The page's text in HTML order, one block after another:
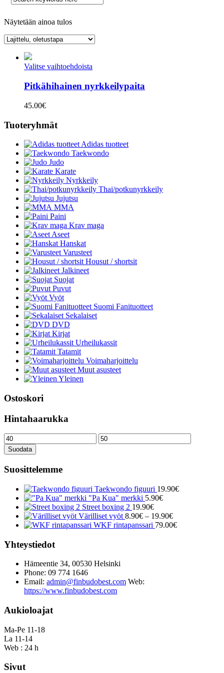
Näytetään ainoa tulos
Valitse vaihtoehdoista
Pitkähihainen nyrkkeilypaita
45.00€
Tuoteryhmät
Adidas tuotteet
Taekwondo
Judo
Karate
Nyrkkeily
Thai/potkunyrkkeily
Jujutsu
MMA
Paini
Krav maga
Aseet
Hanskat
Varusteet
Housut / shortsit
Jalkineet
Suojat
Puvut
Vyöt
Suomi Fanituotteet
Sekalaiset
DVD
Kirjat
Urheilukassit
Tatamit
Voimaharjoittelu
Muut asusteet
Yleinen
Ostoskori
Hintahaarukka
Minimihinta Maksimihinta
Suodata
Suosittelemme
Taekwondo figuuri 19.90€
"Pa Kua" merkki 5.90€
Street boxing 2 19.90€
Värilliset vyöt 8.90€ – 19.90€Hintaluokka:
8.90€
WKF rintapanssari 79.00€
Yhteystiedot
Hämeentie 34, 00530 Helsinki
Phone: 09 774 1646
Email: admin@finbudobest.com Web:
https://www.finbudobest.com
Aukioloajat
Ma-Pe 11-18
La 11-14
Web : 24 h
Sivut